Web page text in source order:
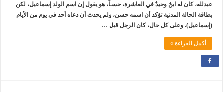
عبدلله، كان له ابنٌ وحيدٌ في العاشرة، حسناً، هو يقول إن اسم الولد إسماعيل، لكن
بطاقة الحالة المدنية تؤكد أن اسمه حسن، ولم يحدث أن دعاه أحد في يوم من الأيام
(إسماعيل). وعلى كل حال، كان الرجل قبل …
أكمل القراءة »